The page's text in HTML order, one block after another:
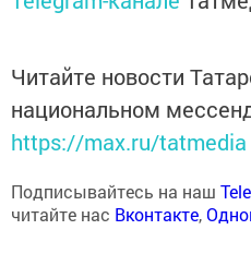
Читайте новости
национальном
https://max.ru/tatmedia
Подписывайтесь на наш
читайте нас Вконтакте,